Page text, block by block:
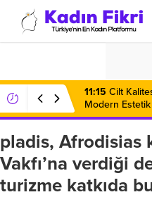
11:15 Cilt
Modern
pladis, Afrodisias
Vakfı’na verdiği
turizme katkıda